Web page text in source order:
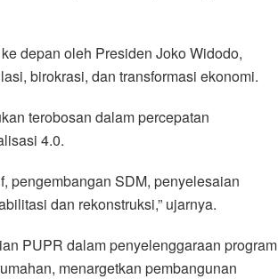
depan oleh Presiden Joko Widodo,
birokrasi, dan transformasi ekonomi.
terobosan dalam percepatan
4.0.
pengembangan SDM, penyelesaian
dan rekonstruksi,” ujarnya.
PUPR dalam penyelenggaraan program
menargetkan pembangunan